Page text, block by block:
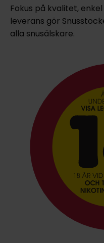
Fokus på kvalitet,
leverans gör
alla snusälskare.